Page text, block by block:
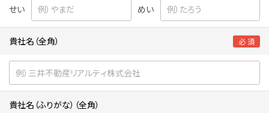
せい めい
貴社名（全角） 必 須
貴社名（ふりがな）（全角）